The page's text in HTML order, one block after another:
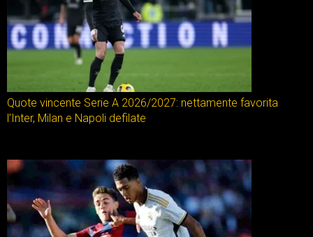
Quote vincente Serie A 2026/2027: nettamente favorita
l’Inter, Milan e Napoli defilate